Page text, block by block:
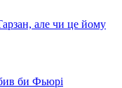
але чи це йому
би Фьюрі